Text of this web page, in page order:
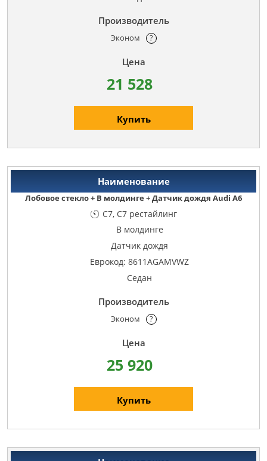
Эконом ?
21 528
Купить
Лобовое стекло + В молдинге + Датчик дождя Audi A6
C7, C7 рестайлинг
В молдинге
Датчик дождя
Еврокод: 8611AGAMVWZ
Седан
Эконом ?
25 920
Купить